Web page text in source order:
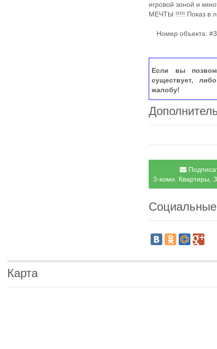
игровой зоной и
МЕЧТЫ !!!!! Показ в
Номер объекта:
Если вы
существует,
жалобу!
3-комн. Квартиры,
Карта